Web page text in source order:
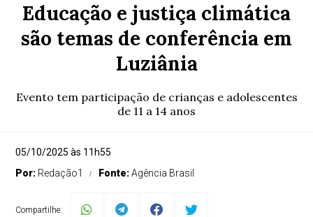
Educação e justiça climática
são temas de conferência em
Luziânia
Evento tem participação de crianças e adolescentes
de 11 a 14 anos
05/10/2025 às 11h55
Por: Redação1 Fonte:Agência Brasil
Compartilhe: